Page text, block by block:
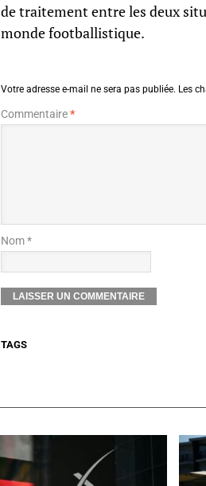
de traitement entre les deux
monde footballistique.
Votre adresse e-mail ne sera pas publiée. Les
Commentaire*
Nom *
TAGS